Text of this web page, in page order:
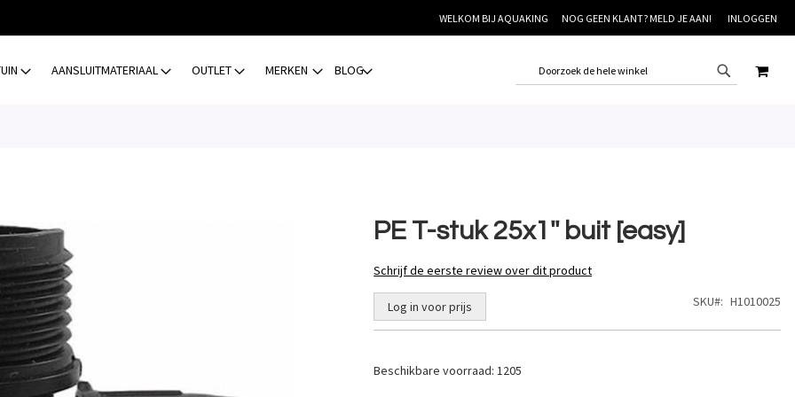
WELKOM BIJ AQUAKING NOG GEEN KLANT? MELD JE AAN! INLOGGEN
AANSLUITMATERIAAL OUTLET MERKEN BLOG
PE T-stuk 25x1'' buit [easy]
Schrijf de eerste review over dit product
Log in voor prijs SKU H1010025
Beschikbare voorraad: 1205